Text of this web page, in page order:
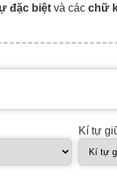
đặc biệt và các chữ
Kí tự